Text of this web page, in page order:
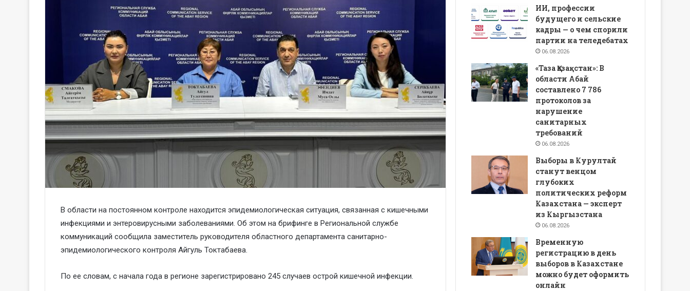
В области на постоянном контроле находится эпидемиологическая ситуация, связанная с кишечными
инфекциями и энтеровирусными заболеваниями. Об этом на брифинге в Региональной службе
коммуникаций сообщила заместитель руководителя областного департамента санитарно-
эпидемиологического контроля Айгуль Токтабаева.
По ее словам, с начала года в регионе зарегистрировано 245 случаев острой кишечной инфекции.
ИИ, профессии
будущего и сельские
кадры — о чем спорили
партии на теледебатах
06.08.2026
«Таза Қазақстан»: В
области Абай
составлено 7 786
протоколов за
нарушение
санитарных
требований
06.08.2026
Выборы в Курултай
станут венцом
глубоких
политических реформ
Казахстана — эксперт
из Кыргызстана
06.08.2026
Временную
регистрацию в день
выборов в Казахстане
можно будет оформить
онлайн